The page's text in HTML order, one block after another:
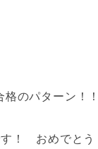
格のパターン！
す！ おめでとう